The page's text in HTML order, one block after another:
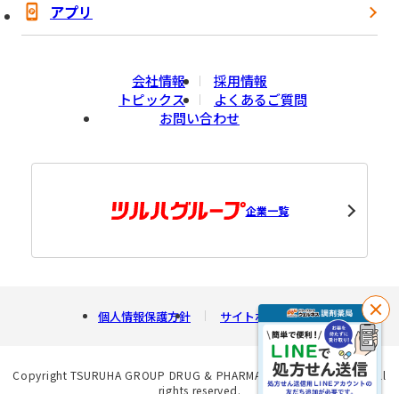
アプリ
会社情報
採用情報
トピックス
よくあるご質問
お問い合わせ
企業一覧
個人情報保護方針 サイトポリシー
Copyright TSURUHA GROUP DRUG & PHARMACY NISHINIHON INC. All
rights reserved.
閉
じ
る